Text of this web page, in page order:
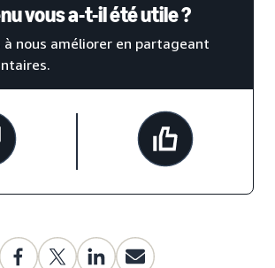
vous a-t-il été utile ?
à nous améliorer en partageant